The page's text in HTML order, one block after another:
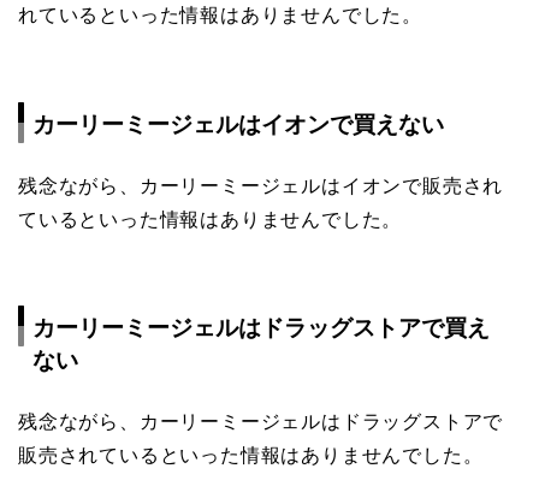
れているといった情報はありませんでした。
カーリーミージェルはイオンで買えない
残念ながら、カーリーミージェルはイオンで販売され
ているといった情報はありませんでした。
カーリーミージェルはドラッグストアで買え
ない
残念ながら、カーリーミージェルはドラッグストアで
販売されているといった情報はありませんでした。